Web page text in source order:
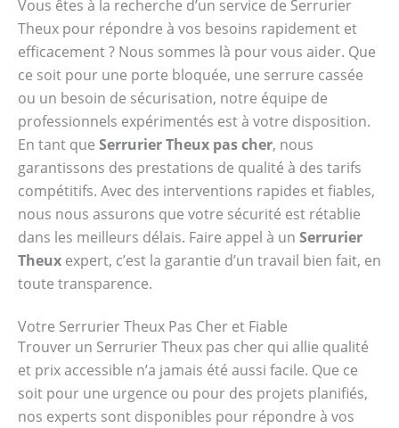
Vous êtes à la recherche d’un service de Serrurier
Theux pour répondre à vos besoins rapidement et
efficacement ? Nous sommes là pour vous aider. Que
ce soit pour une porte bloquée, une serrure cassée
ou un besoin de sécurisation, notre équipe de
professionnels expérimentés est à votre disposition.
En tant que Serrurier Theux pas cher, nous
garantissons des prestations de qualité à des tarifs
compétitifs. Avec des interventions rapides et fiables,
nous nous assurons que votre sécurité est rétablie
dans les meilleurs délais. Faire appel à un Serrurier
Theux expert, c’est la garantie d’un travail bien fait, en
toute transparence.
Votre Serrurier Theux Pas Cher et Fiable
Trouver un Serrurier Theux pas cher qui allie qualité
et prix accessible n’a jamais été aussi facile. Que ce
soit pour une urgence ou pour des projets planifiés,
nos experts sont disponibles pour répondre à vos